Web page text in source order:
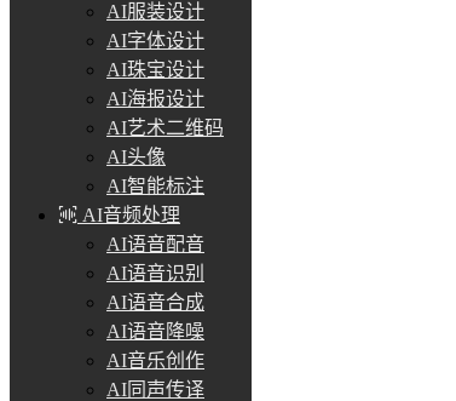
AI服装设计
AI字体设计
AI珠宝设计
AI海报设计
AI艺术二维码
AI头像
AI智能标注
AI音频处理
AI语音配音
AI语音识别
AI语音合成
AI语音降噪
AI音乐创作
AI同声传译